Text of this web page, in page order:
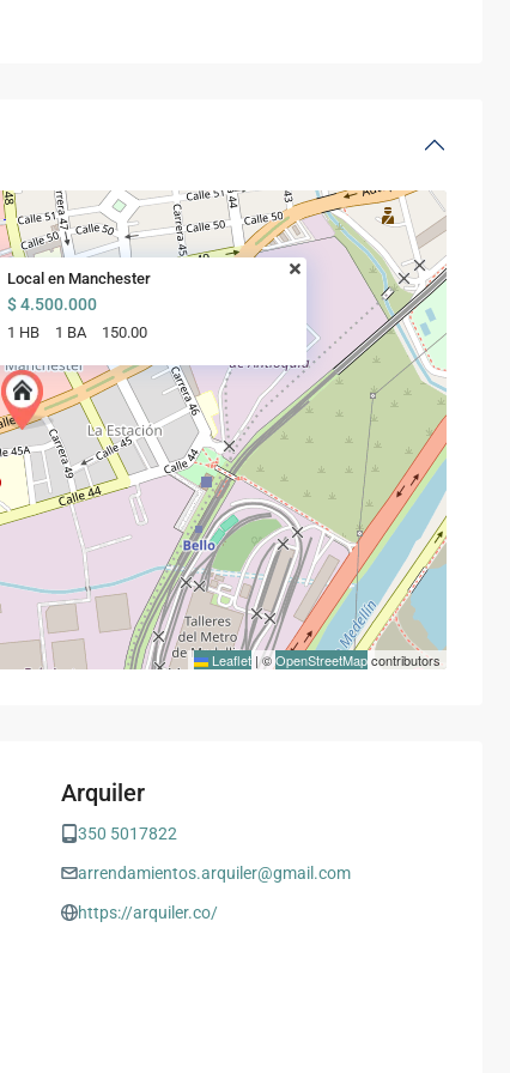
Local en Manchester
$ 4.500.000
1 HB 1 BA 150.00
Leaflet |©OpenStreetMapcontributors
Arquiler
350 5017822
arrendamientos.arquiler@gmail.com
https://arquiler.co/